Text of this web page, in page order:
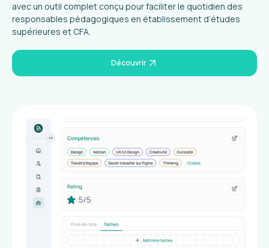
avec un outil complet conçu pour faciliter le quotidien des
responsables pédagogiques en établissement d’études
supérieures et CFA.
Découvrir